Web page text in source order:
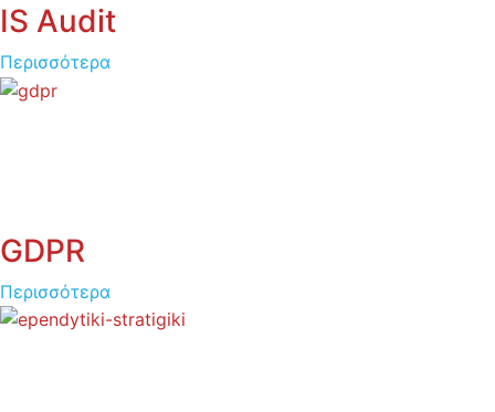
IS Audit
Περισσότερα
GDPR
Περισσότερα